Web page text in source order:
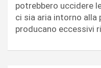
potrebbero uccidere
ci sia aria intorno alla
producano eccessivi